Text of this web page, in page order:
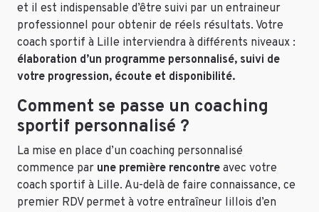
et il est indispensable d’être suivi par un entraineur
professionnel pour obtenir de réels résultats. Votre
coach sportif à Lille interviendra à différents niveaux :
élaboration d’un programme personnalisé, suivi de
votre progression, écoute et disponibilité.
Comment se passe un coaching
sportif personnalisé ?
La mise en place d’un coaching personnalisé
commence par une première rencontre avec votre
coach sportif à Lille. Au-delà de faire connaissance, ce
premier RDV permet à votre entraîneur lillois d’en